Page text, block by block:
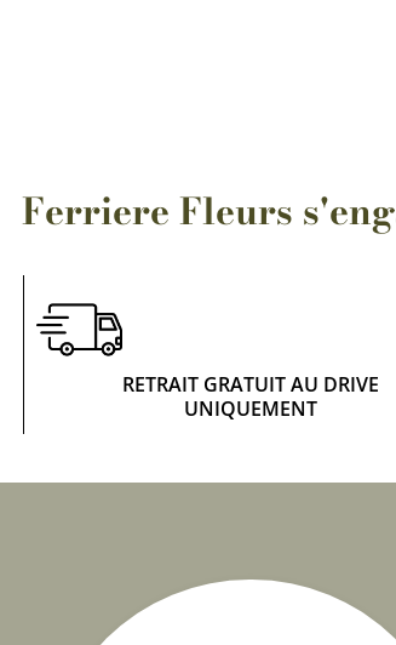
Ferriere Fleurs
RETRAIT GRATUIT AU DRIVE
UNIQUEMENT